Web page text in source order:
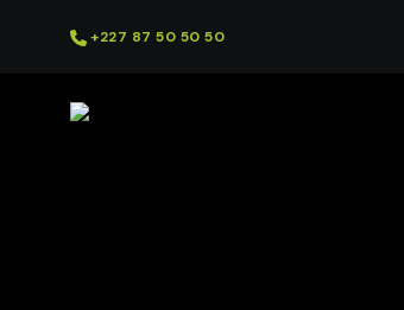
+227 87 50 50 50